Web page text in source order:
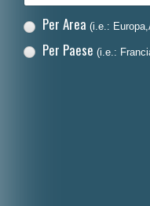
Dansk
Per Area (i.e.:
Per Paese (i.e.: